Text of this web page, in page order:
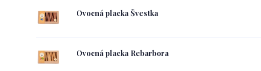
Ovocná placka Švestka
Ovocná placka Rebarbora